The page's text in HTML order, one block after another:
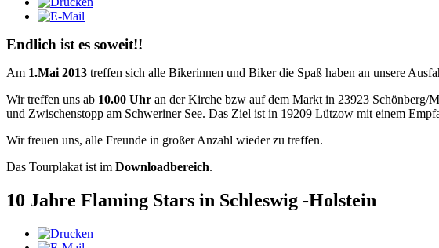
Endlich ist es soweit!!
Am 1.Mai 2013 treffen sich alle Bikerinnen und Biker die Spaß haben an unsere
Wir treffen uns ab 10.00 Uhr an der Kirche bzw auf dem Markt in 23923 Schönberg/
und Zwischenstopp am Schweriner See. Das Ziel ist in 19209 Lützow mit einem
Wir freuen uns, alle Freunde in großer Anzahl wieder zu treffen.
Das Tourplakat ist im Downloadbereich.
10 Jahre Flaming Stars in Schleswig -Holstein